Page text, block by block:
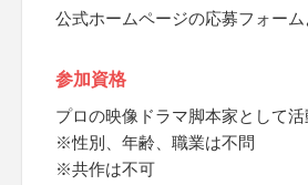
公式ホームページの応募フォー
参加資格
プロの映像ドラマ脚本家として
※性別、年齢、職業は不問
※共作は不可